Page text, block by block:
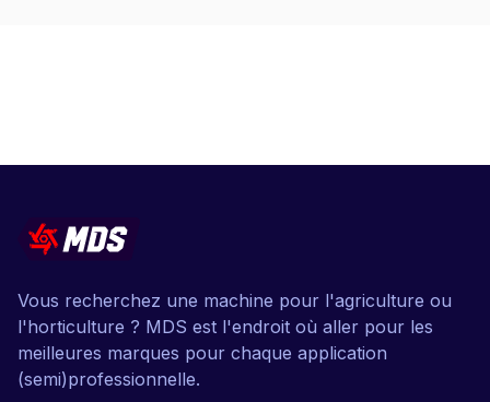
Vous recherchez une machine pour l'agriculture ou
l'horticulture ? MDS est l'endroit où aller pour les
meilleures marques pour chaque application
(semi)professionnelle.